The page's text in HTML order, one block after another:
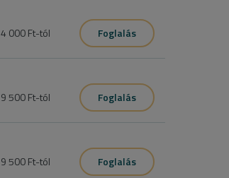
4 000 Ft-tól
Foglalás
9 500 Ft-tól
Foglalás
9 500 Ft-tól Foglalás